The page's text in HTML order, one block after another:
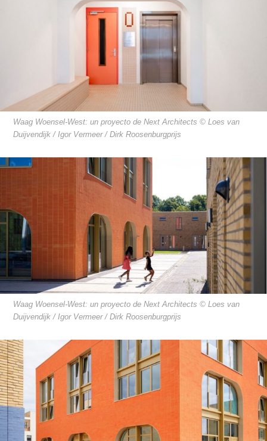
Waag Woensel-West: un proyecto de Next Architects © Loes van
Duijvendijk / Igor Vermeer / Dirk Roosenburgprijs
Waag Woensel-West: un proyecto de Next Architects © Loes van
Duijvendijk / Igor Vermeer / Dirk Roosenburgprijs